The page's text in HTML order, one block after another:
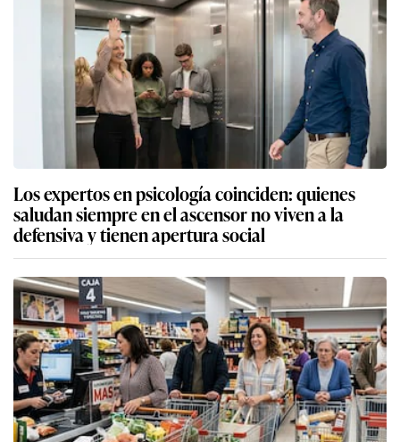
Los expertos en psicología coinciden: quienes
saludan siempre en el ascensor no viven a la
defensiva y tienen apertura social